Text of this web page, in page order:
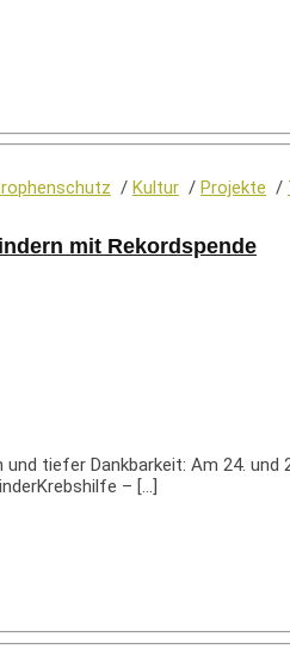
/ Kultur / Projekte /
mit Rekordspende
tiefer Dankbarkeit: Am 24.
– […]